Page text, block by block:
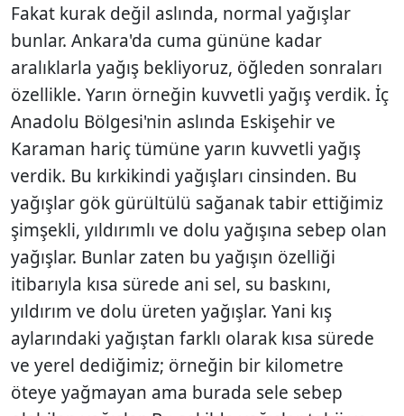
Fakat kurak değil aslında, normal yağışlar
bunlar. Ankara'da cuma gününe kadar
aralıklarla yağış bekliyoruz, öğleden sonraları
özellikle. Yarın örneğin kuvvetli yağış verdik. İç
Anadolu Bölgesi'nin aslında Eskişehir ve
Karaman hariç tümüne yarın kuvvetli yağış
verdik. Bu kırkikindi yağışları cinsinden. Bu
yağışlar gök gürültülü sağanak tabir ettiğimiz
şimşekli, yıldırımlı ve dolu yağışına sebep olan
yağışlar. Bunlar zaten bu yağışın özelliği
itibarıyla kısa sürede ani sel, su baskını,
yıldırım ve dolu üreten yağışlar. Yani kış
aylarındaki yağıştan farklı olarak kısa sürede
ve yerel dediğimiz; örneğin bir kilometre
öteye yağmayan ama burada sele sebep